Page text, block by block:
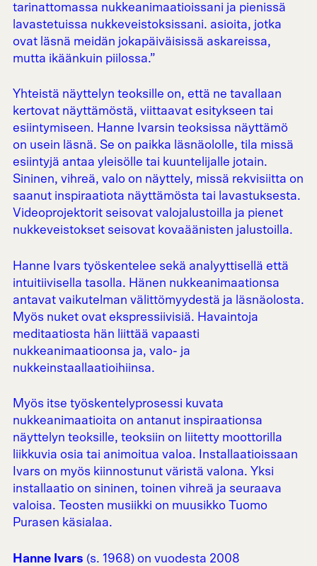
tarinattomassa nukkeanimaatioissani ja pienissä
lavastetuissa nukkeveistoksissani. asioita, jotka
ovat läsnä meidän jokapäiväisissä askareissa,
mutta ikäänkuin piilossa.”
Yhteistä näyttelyn teoksille on, että ne tavallaan
kertovat näyttämöstä, viittaavat esitykseen tai
esiintymiseen. Hanne Ivarsin teoksissa näyttämö
on usein läsnä. Se on paikka läsnäololle, tila missä
esiintyjä antaa yleisölle tai kuuntelijalle jotain.
Sininen, vihreä, valo on näyttely, missä rekvisiitta on
saanut inspiraatiota näyttämösta tai lavastuksesta.
Videoprojektorit seisovat valojalustoilla ja pienet
nukkeveistokset seisovat kovaäänisten jalustoilla.
Hanne Ivars työskentelee sekä analyyttisellä että
intuitiivisella tasolla. Hänen nukkeanimaationsa
antavat vaikutelman välittömyydestä ja läsnäolosta.
Myös nuket ovat ekspressiivisiä. Havaintoja
meditaatiosta hän liittää vapaasti
nukkeanimaatioonsa ja, valo- ja
nukkeinstaallaatioihiinsa.
Myös itse työskentelyprosessi kuvata
nukkeanimaatioita on antanut inspiraationsa
näyttelyn teoksille, teoksiin on liitetty moottorilla
liikkuvia osia tai animoitua valoa. Installaatioissaan
Ivars on myös kiinnostunut väristä valona. Yksi
installaatio on sininen, toinen vihreä ja seuraava
valoisa. Teosten musiikki on muusikko Tuomo
Purasen käsialaa.
Hanne Ivars (s. 1968) on vuodesta 2008